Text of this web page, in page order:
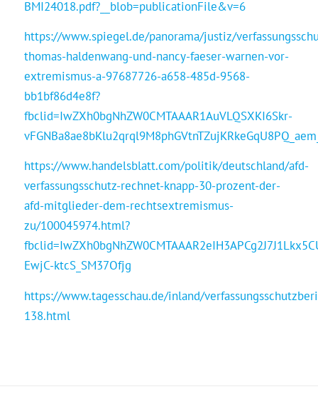
BMI24018.pdf?__blob=publicationFile&v=6
https://www.spiegel.de/panorama/justiz/
thomas-haldenwang-und-nancy-faeser-warnen-vor-
extremismus-a-97687726-a658-485d-9568-
bb1bf86d4e8f?
fbclid=IwZXh0bgNhZW0CMTAAAR1AuVLQSXKI6Skr-
https://www.handelsblatt.com/politik/deutschland/afd-
verfassungsschutz-rechnet-knapp-30-prozent-der-
afd-mitglieder-dem-rechtsextremismus-
zu/100045974.html?
EwjC-ktcS_SM37Ofjg
https://www.tagesschau.de/inland/
138.html